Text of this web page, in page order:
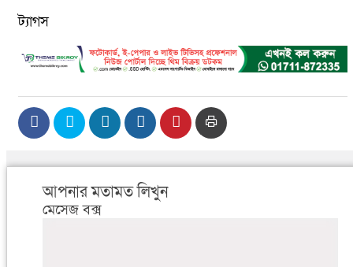
ট্যাগস
আপনার মতামত লিখুন
মেসেজ বক্স